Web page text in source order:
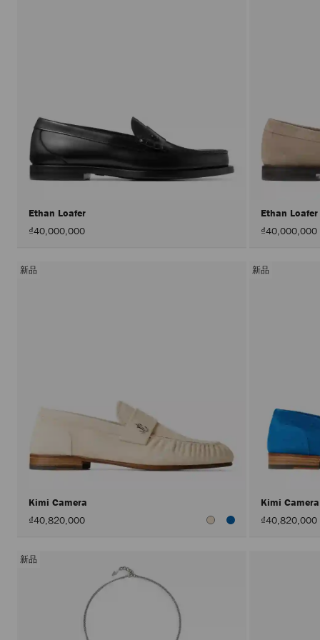
Ethan Loafer
₫40,000,000
Ethan Loafer
₫40,000,000
新品
Kimi Camera
₫40,820,000
新品
Kimi
₫40,820,000
新品